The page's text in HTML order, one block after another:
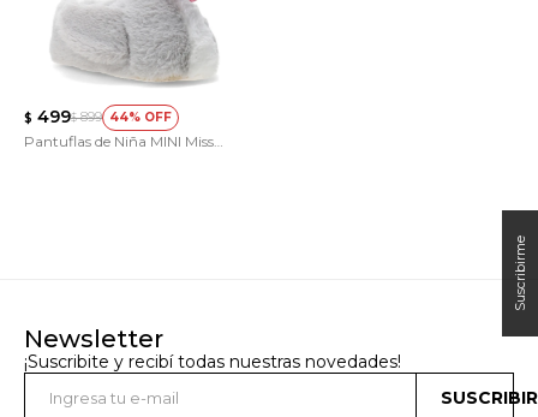
$ 499$ 899 44
Pantuflas de Niña MINI Miss
Newsletter
¡Suscribite y recibí todas nuestras novedades!